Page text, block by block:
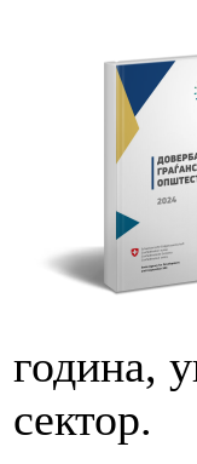
година,
сектор.